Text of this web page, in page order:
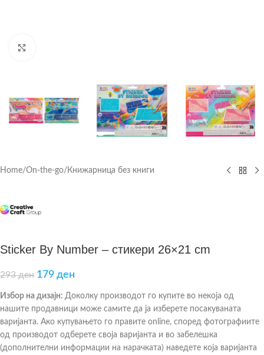
Home/On-the-go/ Книжарница без книги
Sticker By Number – стикери 26×21 cm
293ден 179 ден
Избор на дизајн: Доколку производот го купите во некоја од
нашите продавници може самите да ја изберете посакуваната
варијанта. Ако купувањето го правите online, според фотографиите
од производот одберете своја варијанта и во забелешка
(дополнителни информации на нарачката) наведете која варијанта